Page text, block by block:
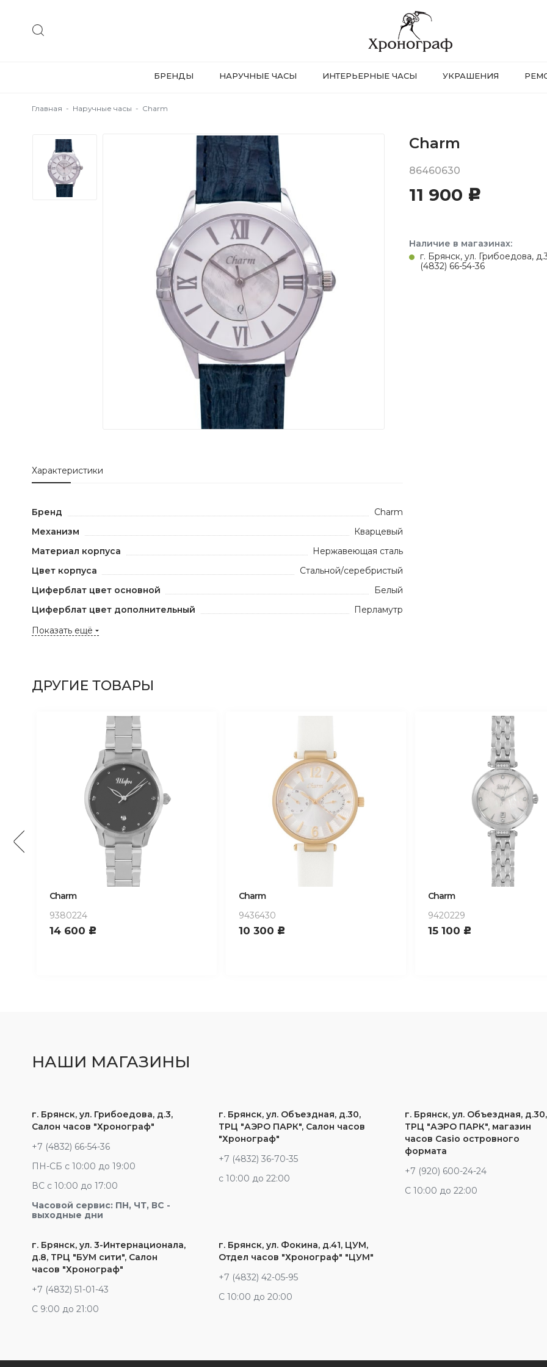
БРЕНДЫ НАРУЧНЫЕ ЧАСЫ ИНТЕРЬЕРНЫЕ ЧАСЫ УКРАШЕНИЯ
Главная - Наручные часы - Charm
Charm
86460630
11 900 c
Наличие в магазинах:
г. Брянск, ул. Грибоедова,
(4832) 66-54-36
Характеристики
Бренд
Charm
Механизм
Кварцевый
Материал корпуса
Нержавеющая сталь
Цвет корпуса
Стальной/серебристый
Циферблат цвет основной
Белый
Циферблат цвет дополнительный
Перламутр
Показать ещё
ДРУГИЕ ТОВАРЫ
Charm
9436430
10 300 c
Charm
9420229
15 100 c
Charm
70530383
7 800 c
НАШИ МАГАЗИНЫ
г. Брянск, ул. Грибоедова, д.3,
Салон часов "Хронограф"
+7 (4832) 66-54-36
ПН-СБ с 10:00 до 19:00
ВС с 10:00 до 17:00
Часовой сервис: ПН, ЧТ, ВС -
выходные дни
г. Брянск, ул. Объездная, д.30,
ТРЦ "АЭРО ПАРК", Салон часов
"Хронограф"
+7 (4832) 36-70-35
c 10:00 до 22:00
г. Брянск, ул. Объездная, д.30,
ТРЦ "АЭРО ПАРК", магазин
часов Casio островного
формата
+7 (920) 600-24-24
С 10:00 до 22:00
г. Брянск, ул. 3-Интернационала,
д.8, ТРЦ "БУМ сити", Салон
часов "Хронограф"
+7 (4832) 51-01-43
С 9:00 до 21:00
г. Брянск, ул. Фокина, д.41, ЦУМ,
Отдел часов "Хронограф" "ЦУМ"
+7 (4832) 42-05-95
С 10:00 до 20:00